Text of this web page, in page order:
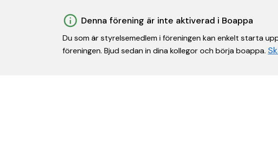
Denna förening är inte aktiverad i Boappa
Du som är styrelsemedlem i föreningen kan enkelt starta
föreningen. Bjud sedan in dina kollegor och börja boappa.